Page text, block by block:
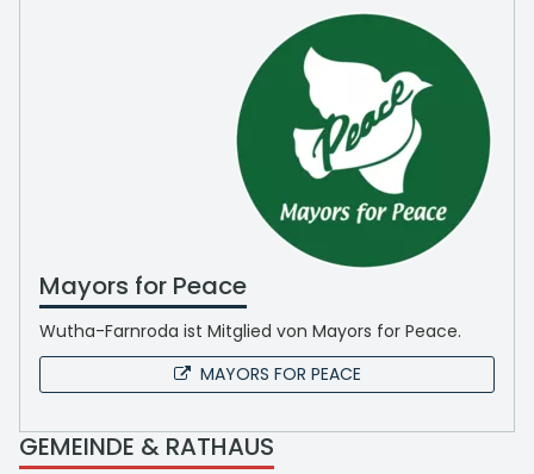
Mayors for Peace
Wutha-Farnroda ist Mitglied von Mayors for Peace.
MAYORS FOR PEACE
GEMEINDE & RATHAUS